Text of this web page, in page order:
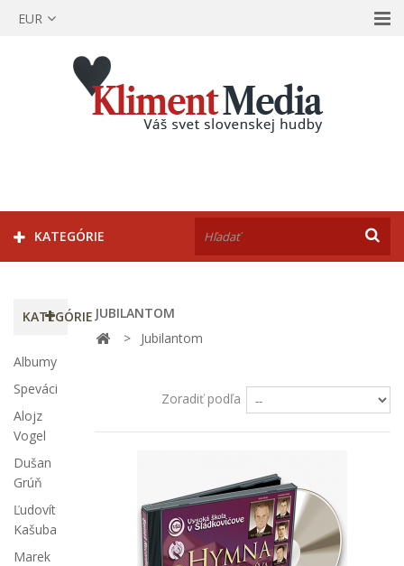
EUR
KATEGÓRIE
KATEGÓRIE
Albumy
Speváci
Alojz
Vogel
Dušan
Grúň
Ľudovít
Kašuba
Marek
JUBILANTOM
>
Jubilantom
Zoradiť podľa